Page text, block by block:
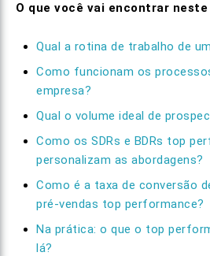
O que você vai encontrar
Qual a rotina de trabalho de
Como funcionam os
empresa?
Qual o volume ideal de
Como os SDRs e BDRs top
personalizam as abordagens?
Como é a taxa de conversão
pré-vendas top performance?
Na prática: o que o top
lá?